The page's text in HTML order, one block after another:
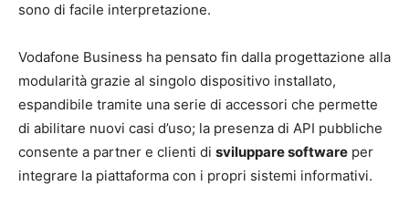
sono di facile interpretazione.
Vodafone Business ha pensato fin dalla progettazione alla
modularità grazie al singolo dispositivo installato,
espandibile tramite una serie di accessori che permette
di abilitare nuovi casi d’uso; la presenza di API pubbliche
consente a partner e clienti di sviluppare software per
integrare la piattaforma con i propri sistemi informativi.